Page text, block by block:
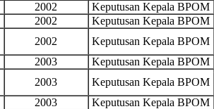
2002 Keputusan Kepala BPOM
2002 Keputusan Kepala BPOM
2002 Keputusan Kepala BPOM
2003 Keputusan Kepala BPOM
2003 Keputusan Kepala BPOM
2003 Keputusan Kepala BPOM